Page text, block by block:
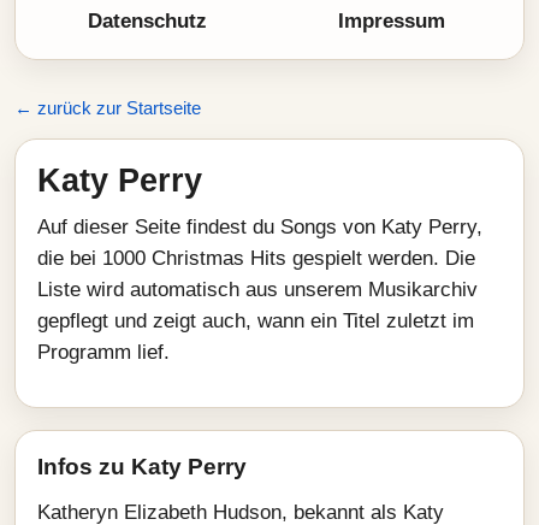
Datenschutz Impressum
← zurück zur Startseite
Katy Perry
Auf dieser Seite findest du Songs von Katy Perry,
die bei 1000 Christmas Hits gespielt werden. Die
Liste wird automatisch aus unserem Musikarchiv
gepflegt und zeigt auch, wann ein Titel zuletzt im
Programm lief.
Infos zu Katy Perry
Katheryn Elizabeth Hudson, bekannt als Katy